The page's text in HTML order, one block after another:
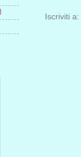
Iscriviti a: